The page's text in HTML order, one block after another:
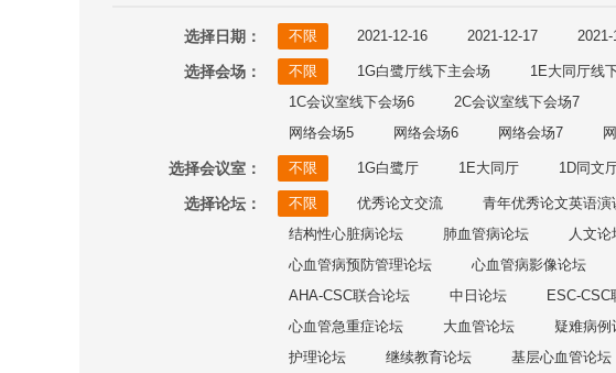
选择日期： 不限 2021-12-16 2021-12-17 2021-
选择会场： 不限 1G白鹭厅线下主会场 1E大同厅线
1C会议室线下会场6
2C会议室线下会场7
网络会场5
网络会场6 网络会场7
选择会议室： 不限 1G白鹭厅 1E大同厅 1D同文
选择论坛： 不限 优秀论文交流 青年优秀论文英语演
结构性心脏病论坛
肺血管病论坛 人文论
心血管病预防管理论坛
心血管病影像论坛
AHA-CSC联合论坛
中日论坛 ESC-CSC
心血管急重症论坛
大血管论坛 疑难病例
护理论坛
继续教育论坛 基层心血管论坛